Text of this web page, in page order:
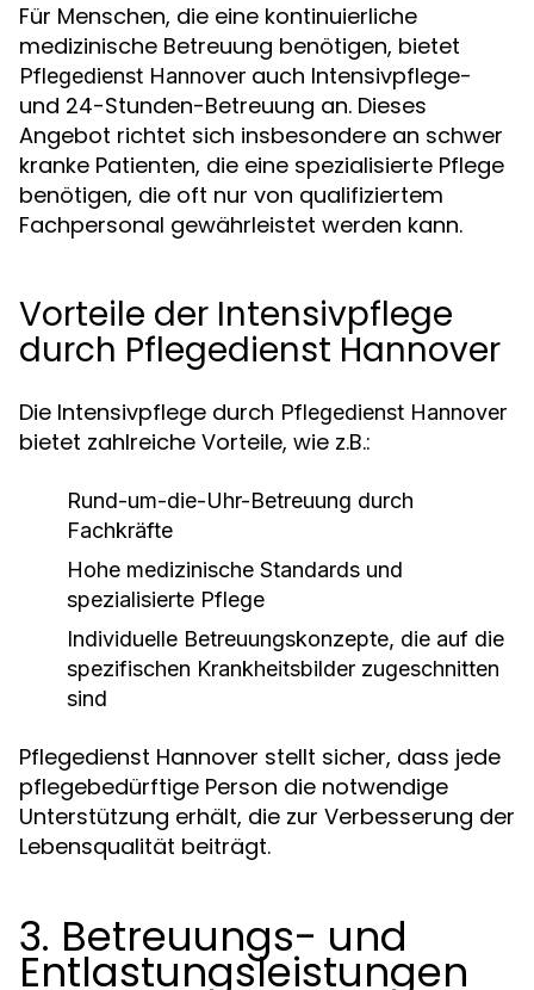
Für Menschen, die eine kontinuierliche
medizinische Betreuung benötigen, bietet
Pflegedienst Hannover auch Intensivpflege-
und 24-Stunden-Betreuung an. Dieses
Angebot richtet sich insbesondere an schwer
kranke Patienten, die eine spezialisierte Pflege
benötigen, die oft nur von qualifiziertem
Fachpersonal gewährleistet werden kann.
Vorteile der Intensivpflege
durch Pflegedienst Hannover
Die Intensivpflege durch Pflegedienst Hannover
bietet zahlreiche Vorteile, wie z.B.:
Rund-um-die-Uhr-Betreuung durch
Fachkräfte
Hohe medizinische Standards und
spezialisierte Pflege
Individuelle Betreuungskonzepte, die auf die
spezifischen Krankheitsbilder zugeschnitten
sind
Pflegedienst Hannover stellt sicher, dass jede
pflegebedürftige Person die notwendige
Unterstützung erhält, die zur Verbesserung der
Lebensqualität beiträgt.
3. Betreuungs- und
Entlastungsleistungen